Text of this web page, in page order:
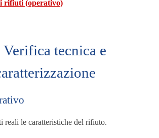
rifiuti (operativo)
Verifica tecnica e
reali le caratteristiche del rifiuto.